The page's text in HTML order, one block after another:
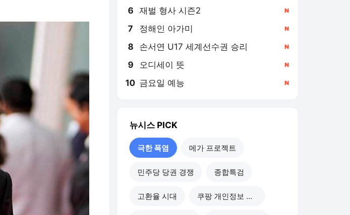
6 재벌 형사 시즌2
7 정해인 아가미
8 손서연 U17 세계선수권 승리
9 오디세이 뜻
10 금요일 예능
뉴시스 PICK
극한 폭염 메가 프로젝트
민주당 당권 경쟁 종합특검
고환율 시대 쿠팡 개인정보 유출